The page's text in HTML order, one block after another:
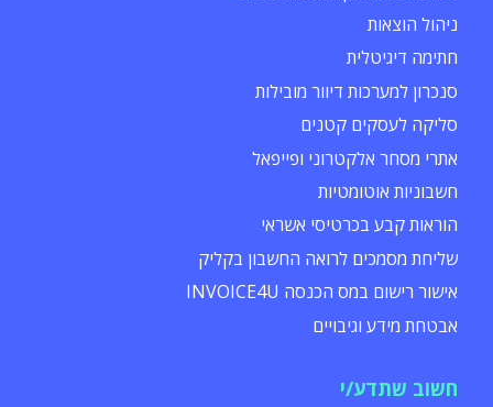
ניהול הוצאות
חתימה דיגיטלית
סנכרון למערכות דיוור מובילות
סליקה לעסקים קטנים
אתרי מסחר אלקטרוני ופייפאל
חשבוניות אוטומטיות
הוראות קבע בכרטיסי אשראי
שליחת מסמכים לרואה החשבון בקליק
אישור רישום במס הכנסה INVOICE4U
אבטחת מידע וגיבויים
חשוב שתדע/י